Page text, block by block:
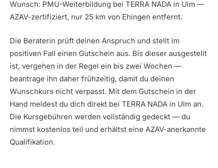
Wunsch: PMU-Weiterbildung bei TERRA NADA in Ulm —
AZAV-zertifiziert, nur 25 km von Ehingen entfernt.
Die Beraterin prüft deinen Anspruch und stellt im
positiven Fall einen Gutschein aus. Bis dieser ausgestellt
ist, vergehen in der Regel ein bis zwei Wochen —
beantrage ihn daher frühzeitig, damit du deinen
Wunschkurs nicht verpasst. Mit dem Gutschein in der
Hand meldest du dich direkt bei TERRA NADA in Ulm an.
Die Kursgebühren werden vollständig gedeckt — du
nimmst kostenlos teil und erhältst eine AZAV-anerkannte
Qualifikation.